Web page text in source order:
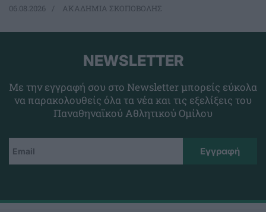
06.08.2026 ΑΚΑΔΗΜΙΑ ΣΚΟΠΟΒΟΛΗΣ
NEWSLETTER
Με την εγγραφή σου στο Newsletter μπορείς εύκολα
να παρακολουθείς όλα τα νέα και τις εξελίξεις του
Παναθηναϊκού Αθλητικού Ομίλου